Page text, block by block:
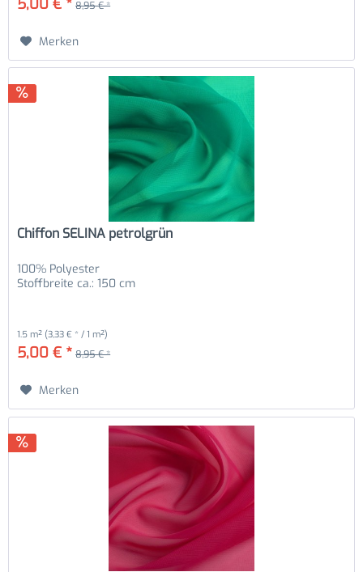
8,95 € *
Merken
Chiffon SELINA petrolgrün
100% Polyester
Stoffbreite ca.: 150 cm
1.5 m² (3,33 € * / 1 m²)
5,00 € * 8,95 € *
Merken